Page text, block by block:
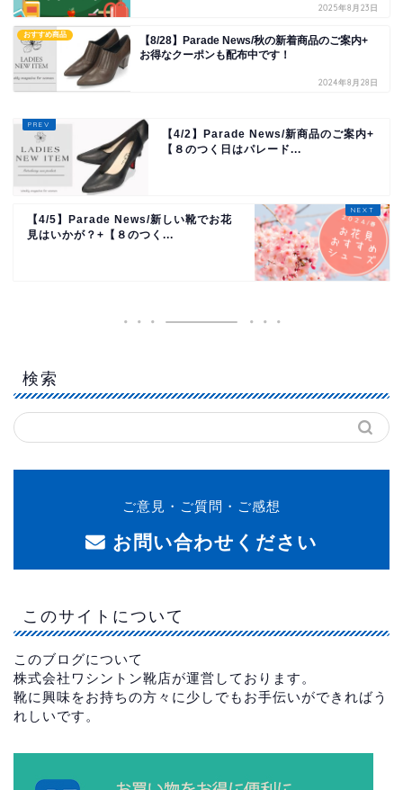
2025年8月23日
おすすめ商品
【8/28】Parade News/秋の新着商品のご案内+
お得なクーポンも配布中です！
2024年8月28日
【4/2】Parade News/新商品のご案内+
【８のつく日はパレード...
【4/5】Parade News/新しい靴でお花
見はいかが？+【８のつく...
検索
ご意見・ご質問・ご感想
お問い合わせください
このサイトについて
このブログについて
株式会社ワシントン靴店が運営しております。
靴に興味をお持ちの方々に少しでもお手伝いができればう
れしいです。